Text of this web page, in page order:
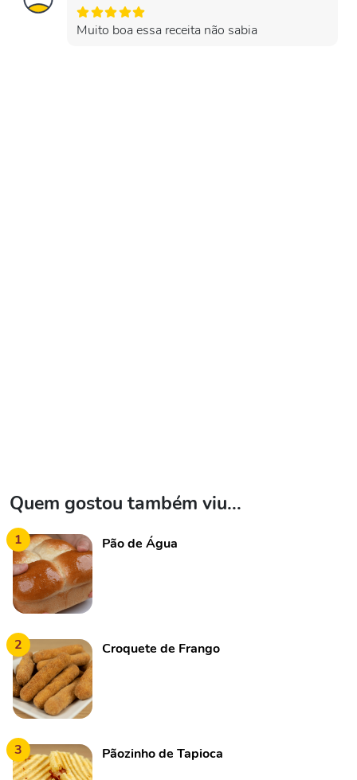
Muito boa essa receita não sabia
Quem gostou também viu...
1 Pão de Água
2 Croquete de Frango
3 Pãozinho de Tapioca